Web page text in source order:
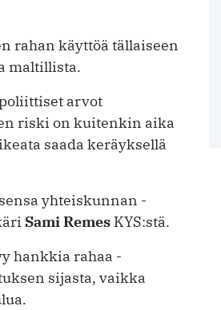
rahan käyttöä tällaiseen
maltillista.
arvot
riski on kuitenkin aika
saada keräyksellä
yhteiskunnan
Sami Remes KYS:stä.
hankkia rahaa
sijasta, vaikka